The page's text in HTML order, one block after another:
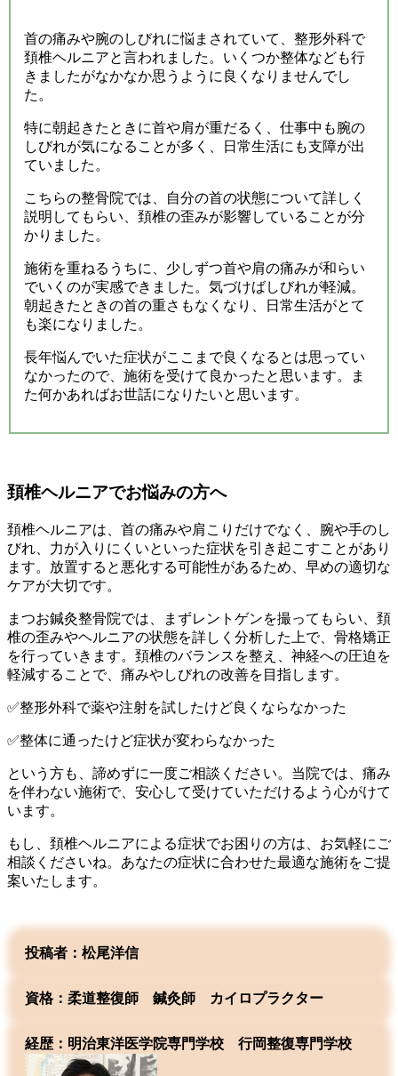
首の痛みや腕のしびれに悩まされていて、整形外科で
頚椎ヘルニアと言われました。いくつか整体なども行
きましたがなかなか思うように良くなりませんでし
た。
特に朝起きたときに首や肩が重だるく、仕事中も腕の
しびれが気になることが多く、日常生活にも支障が出
ていました。
こちらの整骨院では、自分の首の状態について詳しく
説明してもらい、頚椎の歪みが影響していることが分
かりました。
施術を重ねるうちに、少しずつ首や肩の痛みが和らい
でいくのが実感できました。気づけばしびれが軽減。
朝起きたときの首の重さもなくなり、日常生活がとて
も楽になりました。
長年悩んでいた症状がここまで良くなるとは思ってい
なかったので、施術を受けて良かったと思います。ま
た何かあればお世話になりたいと思います。
頚椎ヘルニアでお悩みの方へ
頚椎ヘルニアは、首の痛みや肩こりだけでなく、腕や手のし
びれ、力が入りにくいといった症状を引き起こすことがあり
ます。放置すると悪化する可能性があるため、早めの適切な
ケアが大切です。
まつお鍼灸整骨院では、まずレントゲンを撮ってもらい、頚
椎の歪みやヘルニアの状態を詳しく分析した上で、骨格矯正
を行っていきます。頚椎のバランスを整え、神経への圧迫を
軽減することで、痛みやしびれの改善を目指します。
✅整形外科で薬や注射を試したけど良くならなかった
✅整体に通ったけど症状が変わらなかった
という方も、諦めずに一度ご相談ください。当院では、痛み
を伴わない施術で、安心して受けていただけるよう心がけて
います。
もし、頚椎ヘルニアによる症状でお困りの方は、お気軽にご
相談くださいね。あなたの症状に合わせた最適な施術をご提
案いたします。
投稿者：松尾洋信
資格：柔道整復師 鍼灸師 カイロプラクター
経歴：明治東洋医学院専門学校 行岡整復専門学校